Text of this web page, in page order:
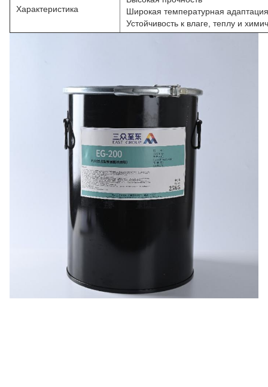
Характеристика
Широкая температурная адаптация
Устойчивость к влаге, теплу и